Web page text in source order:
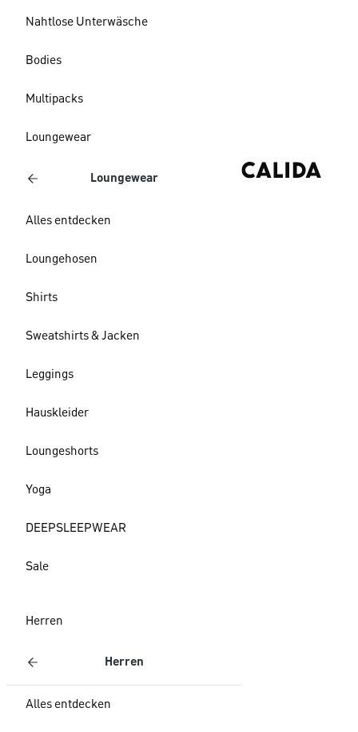
Nahtlose Unterwäsche
Bodies
Multipacks
Loungewear
Loungewear
Alles entdecken
Loungehosen
Shirts
Sweatshirts & Jacken
Leggings
Hauskleider
Loungeshorts
Yoga
DEEPSLEEPWEAR
Sale
Herren
Herren
Alles entdecken